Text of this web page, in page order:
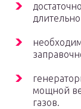
мощной
газов.